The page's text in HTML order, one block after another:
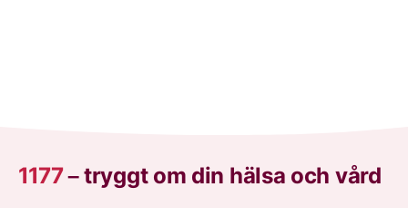
1177–tryggt om din hälsa och vård